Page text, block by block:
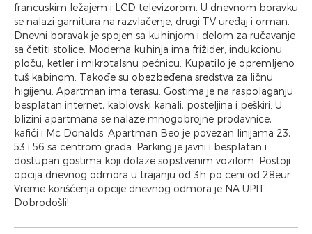
francuskim ležajem i LCD televizorom. U dnevnom boravku
se nalazi garnitura na razvlačenje, drugi TV uređaj i orman.
Dnevni boravak je spojen sa kuhinjom i delom za ručavanje
sa četiti stolice. Moderna kuhinja ima frižider, indukcionu
ploču, ketler i mikrotalsnu pećnicu. Kupatilo je opremljeno
tuš kabinom. Takođe su obezbeđena sredstva za ličnu
higijenu. Apartman ima terasu. Gostima je na raspolaganju
besplatan internet, kablovski kanali, posteljina i peškiri. U
blizini apartmana se nalaze mnogobrojne prodavnice,
kafići i Mc Donalds. Apartman Beo je povezan linijama 23,
53 i 56 sa centrom grada. Parking je javni i besplatan i
dostupan gostima koji dolaze sopstvenim vozilom. Postoji
opcija dnevnog odmora u trajanju od 3h po ceni od 28eur.
Vreme korišćenja opcije dnevnog odmora je NA UPIT.
Dobrodošli!